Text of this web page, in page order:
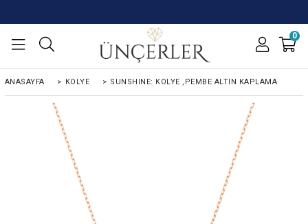
0
ANASAYFA > KOLYE > SUNSHINE: KOLYE ,PEMBE ALTIN KAPLAMA